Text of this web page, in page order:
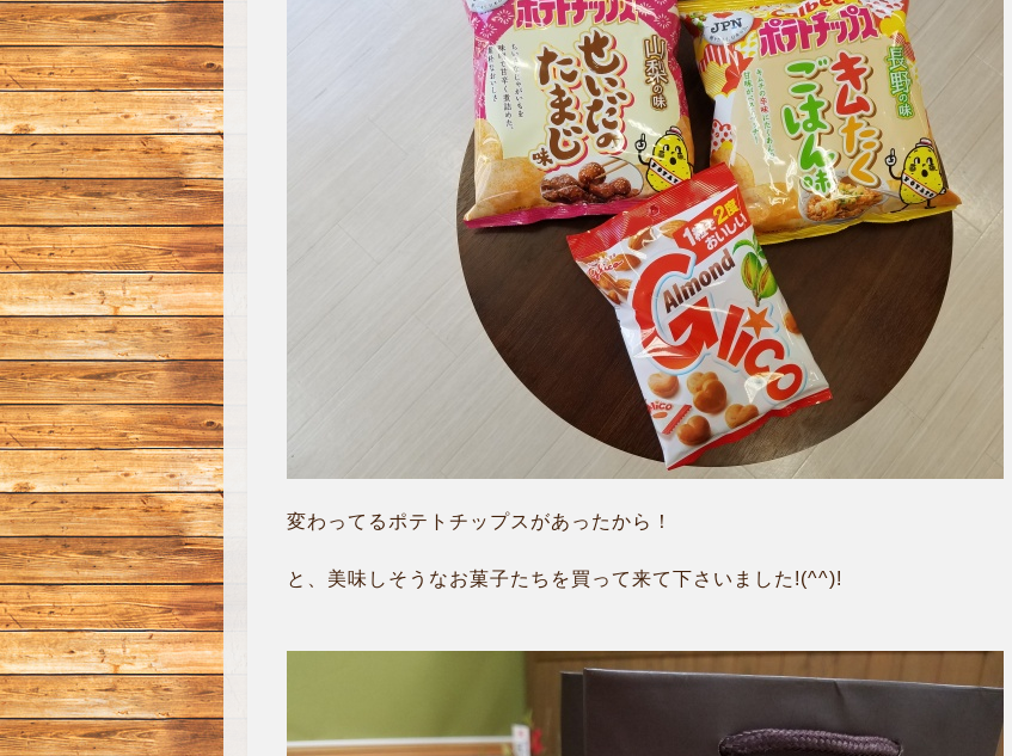
変わってるポテトチップスがあったから！
と、美味しそうなお菓子たちを買って来て下さいました!(^^)!